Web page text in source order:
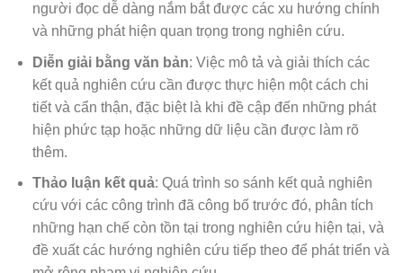
người đọc dễ dàng nắm bắt được các xu hướng chính
và những phát hiện quan trọng trong nghiên cứu.
Diễn giải bằng văn bản: Việc mô tả và giải thích các
kết quả nghiên cứu cần được thực hiện một cách chi
tiết và cẩn thận, đặc biệt là khi đề cập đến những phát
hiện phức tạp hoặc những dữ liệu cần được làm rõ
thêm.
Thảo luận kết quả: Quá trình so sánh kết quả nghiên
cứu với các công trình đã công bố trước đó, phân tích
những hạn chế còn tồn tại trong nghiên cứu hiện tại, và
đề xuất các hướng nghiên cứu tiếp theo để phát triển và